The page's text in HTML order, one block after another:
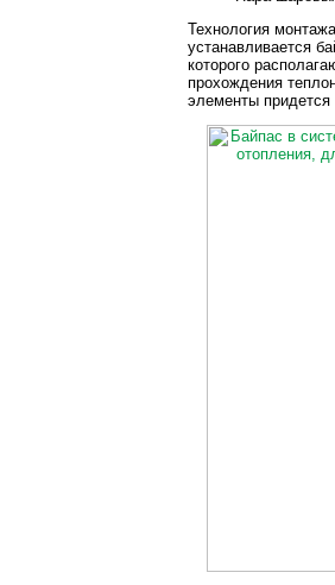
Технология
устанавливается
которого
прохождения
элементы